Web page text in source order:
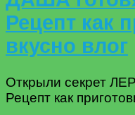
Рецепт как
вкусно влог
Открыли секрет
Рецепт как